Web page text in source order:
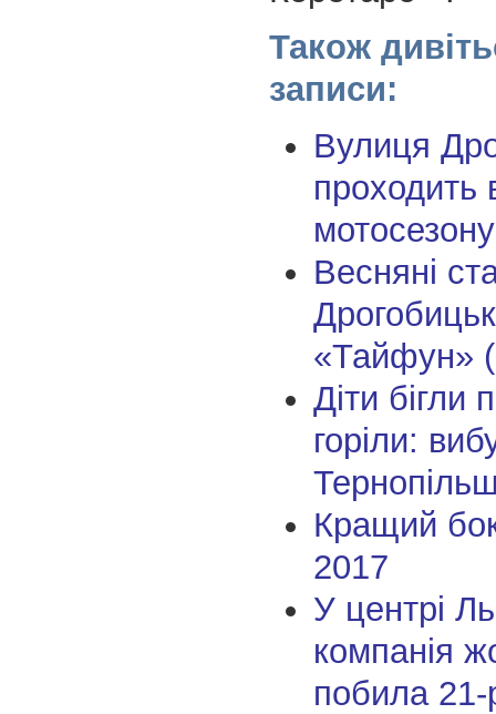
Також
записи:
Вулиця
проходить
Весняні
«Тайфун»
Діти бігли
горіли:
Кращий
2017
У центрі
компанія
побила 21-